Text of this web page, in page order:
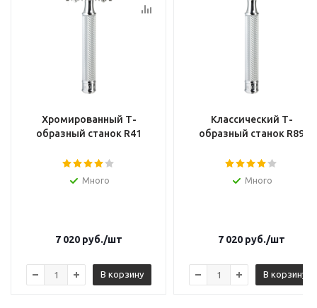
Хромированный Т-
образный станок R41
Много
7 020 руб./шт
В корзину
Классический Т-
образный станок R89
Много
7 020 руб./шт
В корзину